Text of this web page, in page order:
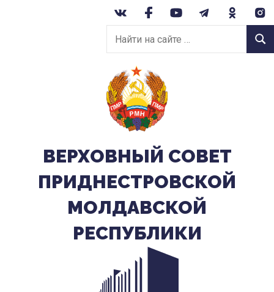
Найти
на
сайте:
ВЕРХОВНЫЙ CОВЕТ
ПРИДНЕСТРОВСКОЙ
МОЛДАВСКОЙ
РЕСПУБЛИКИ